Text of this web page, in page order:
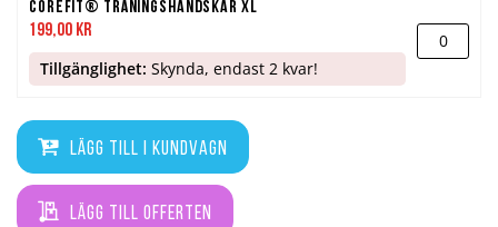
Corefit® Träningshandskar XL
199,00 kr
Tillgänglighet: Skynda, endast 2 kvar!
Lägg till i kundvagn
Lägg till offerten